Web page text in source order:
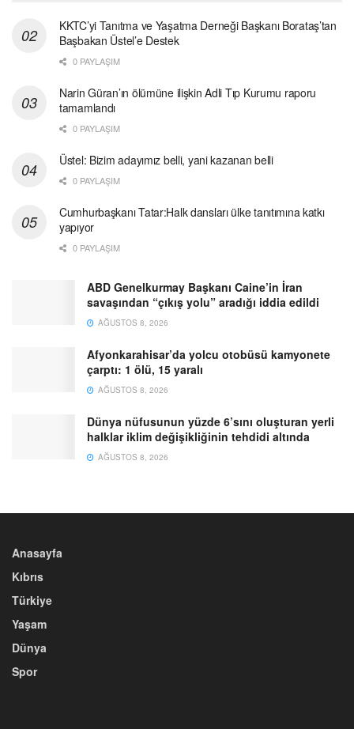
KKTC’yi Tanıtma ve Yaşatma Derneği Başkanı Borataş’tan
Başbakan Üstel’e Destek
0 PAYLAŞIM
Narin Güran’ın ölümüne ilişkin Adli Tıp Kurumu raporu
tamamlandı
0 PAYLAŞIM
Üstel: Bizim adayımız belli, yani kazanan belli
0 PAYLAŞIM
Cumhurbaşkanı Tatar:Halk dansları ülke tanıtımına katkı
yapıyor
0 PAYLAŞIM
ABD Genelkurmay Başkanı Caine’in İran
savaşından “çıkış yolu” aradığı iddia edildi
AĞUSTOS 8, 2026
Afyonkarahisar’da yolcu otobüsü kamyonete
çarptı: 1 ölü, 15 yaralı
AĞUSTOS 8, 2026
Dünya nüfusunun yüzde 6’sını oluşturan yerli
halklar iklim değişikliğinin tehdidi altında
AĞUSTOS 8, 2026
Anasayfa
Kıbrıs
Türkiye
Yaşam
Dünya
Spor